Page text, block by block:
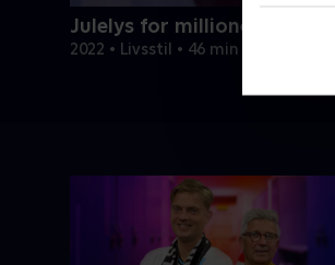
Julelys for millioner
2022 • Livsstil • 46 min